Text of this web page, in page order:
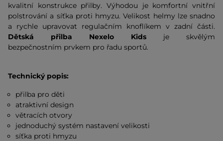
kvalitní konstrukce přilby. Výhodou je komfortní vnitřní
polstrování a síťka proti hmyzu. Velikost helmy lze snadno
a rychle upravovat regulačním knoflíkem v zadní části.
Dětská přilba Nexelo Kids je skvělým
bezpečnostním prvkem pro řadu sportů.
Technický popis:
přilba pro děti
atraktivní design
větracích otvory
jednoduchý systém nastavení velikosti
síťka proti hmyzu